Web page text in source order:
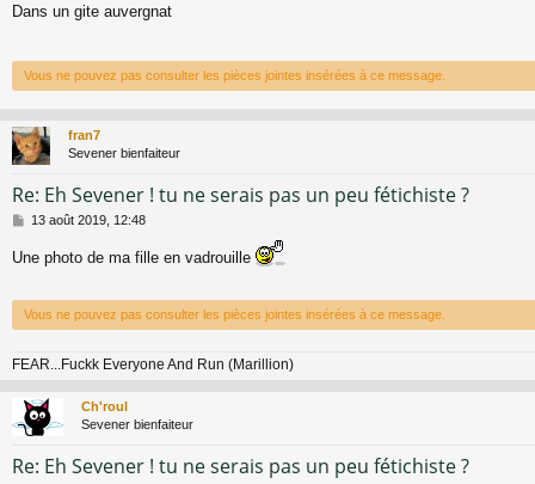
s
g
Dans un gite auvergnat
Vous ne pouvez pas consulter les pièces jointes insérées à ce message.
fran7
Sevener bienfaiteur
Re: Eh Sevener ! tu ne serais pas un peu fétichiste ?
M
s
g
e
13 août 2019, 12:48
Une photo de ma fille en vadrouille
Vous ne pouvez pas consulter les pièces jointes insérées à ce message.
FEAR...Fuckk Everyone And Run (Marillion)
Ch'roul
Sevener bienfaiteur
Re: Eh Sevener ! tu ne serais pas un peu fétichiste ?